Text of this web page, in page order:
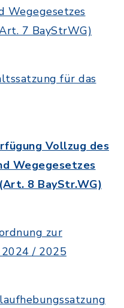
Wegegesetzes
7 BayStrWG)
für das
Vollzug des
Wegegesetzes
8 BayStr.WG)
zur
/ 2025